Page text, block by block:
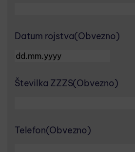
Datum rojstva(Obvezno)
DD dot MM dot YYYY
Številka ZZZS(Obvezno)
Telefon(Obvezno)